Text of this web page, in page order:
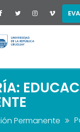
EVA
Permanente